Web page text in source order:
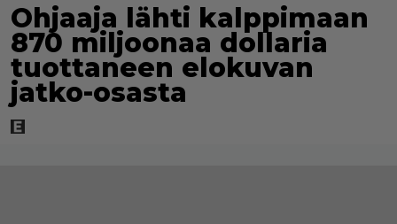
Ohjaaja lähti kalppimaan
870 miljoonaa dollaria
tuottaneen elokuvan
jatko-osasta